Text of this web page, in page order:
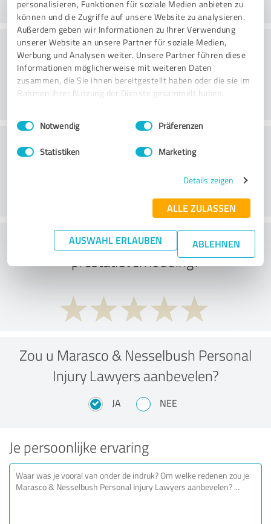
personalisieren, Funktionen für soziale Medien anbieten zu
können und die Zugriffe auf unsere Website zu analysieren.
Außerdem geben wir Informationen zu Ihrer Verwendung
unserer Website an unsere Partner für soziale Medien,
Werbung und Analysen weiter. Unsere Partner führen diese
Informationen möglicherweise mit weiteren Daten
zusammen, die Sie ihnen bereitgestellt haben oder die sie im
Rahmen Ihrer Nutzung der Dienste gesammelt haben.
Impressum Datenschutzbestimmungen
Einwilligungsauswahl
Notwendig Präferenzen
Statistiken Marketing
Details zeigen
ALLE ZULASSEN
AUSWAHL ERLAUBEN ABLEHNEN
Consulting
Wat vind je van de prijs-
prestatieverhouding?
Zou u Marasco & Nesselbush Personal
Injury Lawyers aanbevelen?
JA NEE
Je persoonlijke ervaring